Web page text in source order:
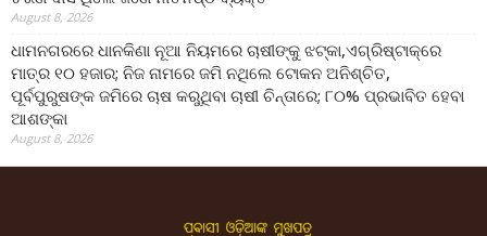
August 8, 2026
ଧାମନଗରରେ ଧାନକିଣା ନୂଆ ନିୟମରେ ଚାଷୀଙ୍କୁ ଝଟ୍‌କା,ଏଗ୍ରିଷ୍ଟାକ୍‌ରେ
ମାତ୍ର ୧୦ ହଜାର; ନିଜ ନାମରେ ଜମି ନଥିଲେ ଟୋକନ ଅନିଶ୍ଚିତ,
ପୂର୍ବପୁରୁଷଙ୍କ ଜମିରେ ଚାଷ କରୁଥିବା ଚାଷୀ ଚିନ୍ତାରେ; ୮୦% ପ୍ରଭାବିତ ହେବା
ଆଶଙ୍କା
August 8, 2026